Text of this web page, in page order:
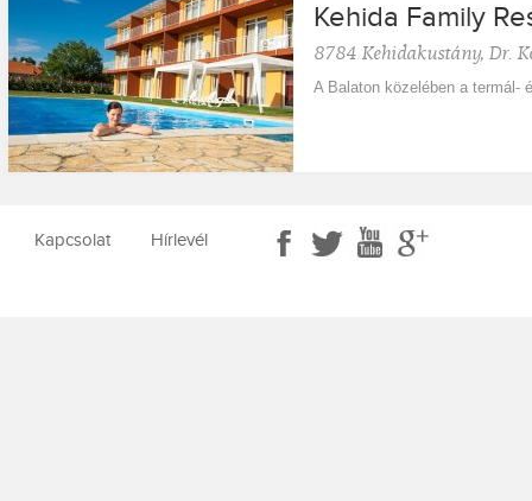
Kehida Family
8784 Kehidakustány, Dr.
A Balaton közelében a termál-
Kapcsolat Hírlevél